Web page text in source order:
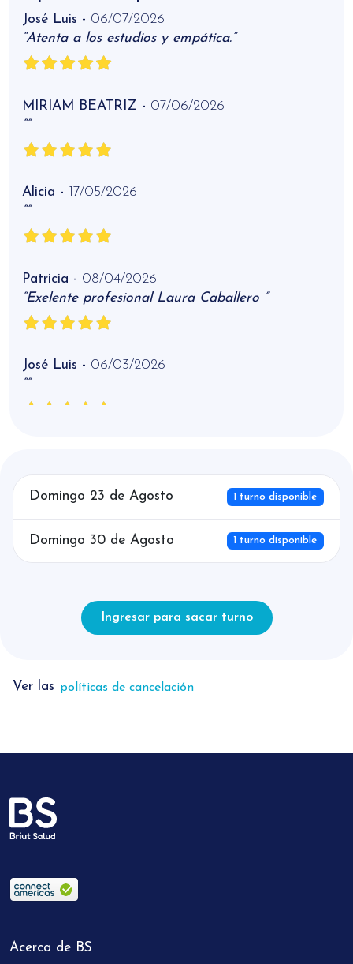
José Luis - 06/07/2026
“Atenta a los estudios y empática.”
MIRIAM BEATRIZ - 07/06/2026
“”
Alicia -
17/05/2026
“”
Patricia - 08/04/2026
“Exelente profesional Laura Caballero ”
José Luis - 06/03/2026
“”
paciencia.”
esas doctoras que uno siempre quiere encontrar.
“Excelente profesional ”
“”
Domingo 23 de Agosto 1 turno disponible
Domingo 30 de Agosto 1 turno disponible
Ingresar para sacar turno
Ver las políticas de cancelación
Acerca de BS